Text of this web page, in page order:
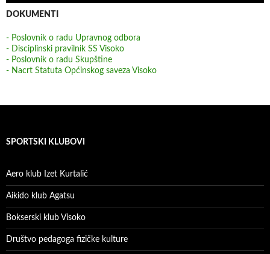
DOKUMENTI
- Poslovnik o radu Upravnog odbora
- Disciplinski pravilnik SS Visoko
- Poslovnik o radu Skupštine
- Nacrt Statuta Općinskog saveza Visoko
SPORTSKI KLUBOVI
Aero klub Izet Kurtalić
Aikido klub Agatsu
Bokserski klub Visoko
Društvo pedagoga fizičke kulture